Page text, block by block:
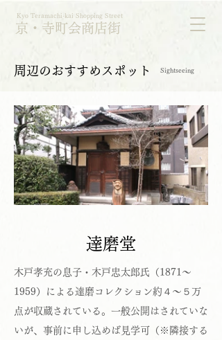
Kyo Teramachi-kai Shopping Street
京・寺町会商店街
​周辺のおすすめスポット​ Sightseeing
達磨堂
木戸孝充の息子・木戸忠太郎氏（1871～
1959）による達磨コレクション約４～５万
点が収蔵されている。一般公開はされていな
いが、事前に申し込めば見学可（※隣接する